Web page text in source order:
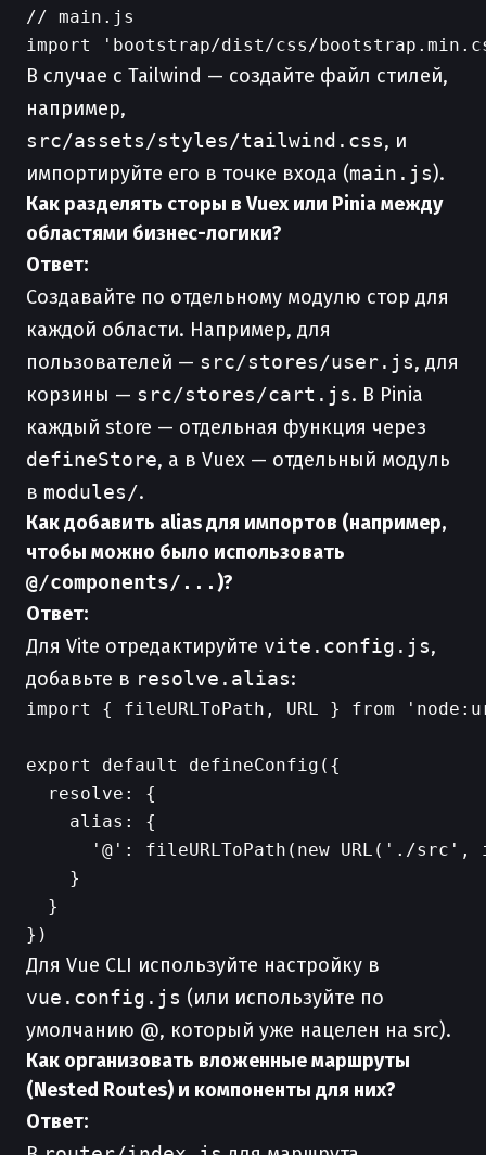
// main.js
В случае c Tailwind — создайте файл стилей,
например,
src/assets/styles/tailwind.css, и
импортируйте его в точке входа (main.js).
Как разделять сторы в Vuex или Pinia между
областями бизнес-логики?
Ответ:
Создавайте по отдельному модулю стор для
каждой области. Например, для
пользователей — src/stores/user.js, для
корзины — src/stores/cart.js. В Pinia
каждый store — отдельная функция через
defineStore, а в Vuex — отдельный модуль
в modules/.
Как добавить alias для импортов (например,
чтобы можно было использовать
@/components/... )?
Ответ:
Для Vite отредактируйте vite.config.js,
добавьте в resolve.alias:
import { fileURLToPath, URL } from
export default defineConfig({
  resolve: {
    alias: {
'@': fileURLToPath(new URL('./src',
    }
  }
Для Vue CLI используйте настройку в
vue.config.js (или используйте по
умолчанию @, который уже нацелен на src).
Как организовать вложенные маршруты
(Nested Routes) и компоненты для них?
Ответ: